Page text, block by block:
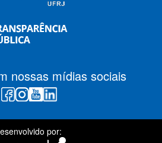
nossas mídias sociais
por: